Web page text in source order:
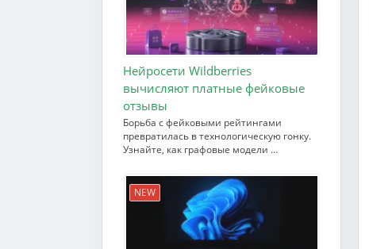
Нейросети Wildberries
вычисляют платные фейковые
отзывы
Борьба с фейковыми рейтингами
превратилась в технологическую гонку.
Узнайте, как графовые модели …
NEW